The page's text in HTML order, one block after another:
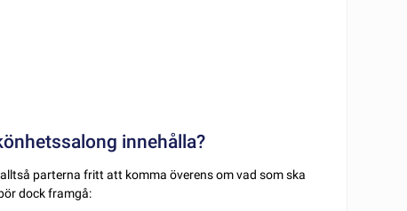
innehålla?
parterna fritt att komma överens om vad som ska
dock framgå: